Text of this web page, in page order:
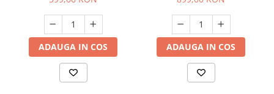
Micul Fermier GF-2349
ADAUGA IN COS ADAUGA IN COS